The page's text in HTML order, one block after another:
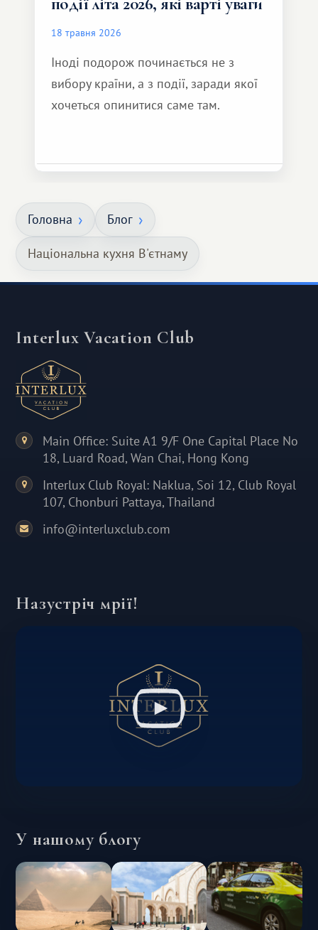
18 травня 2026
Іноді подорож починається не з
вибору країни, а з події, заради якої
хочеться опинитися саме там.
Головна Блог
Національна кухня В'єтнаму
Interlux Vacation Club
Main Office: Suite A1 9/F One Capital Place No
18, Luard Road, Wan Chai, Hong Kong
Interlux Club Royal: Naklua, Soi 12, Club Royal
107, Chonburi Pattaya, Thailand
info@interluxclub.com
Назустріч мрії!
У нашому блогу